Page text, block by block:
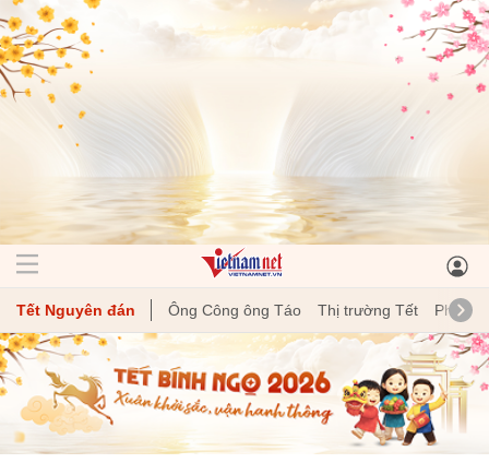
Tết Nguyên đán Ông Công ông Táo Thị trường Tết Phong